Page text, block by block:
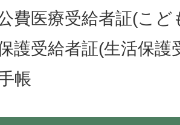
費医療受給者証(こど
護受給者証(生活保護
帳